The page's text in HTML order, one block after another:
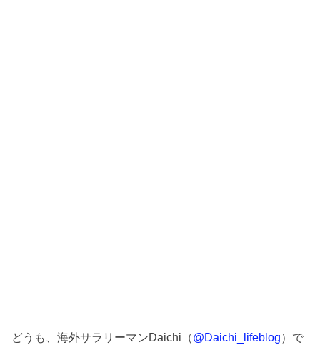
どうも、海外サラリーマンDaichi（@Daichi_lifeblog）で